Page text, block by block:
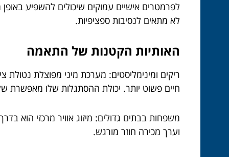
לפרמטרים אישיים עמוקים שיכולים להשפיע
לא מתאים לנסיבות ספציפיות.
האותיות הקטנות של התאמה
ריקים ומינימליסטים: מערכת מיני מפוצלת נטולת
חיים פשוט יותר. יכולת ההסתגלות שלו מאפשרת
וערך מכירה חוזר מורגש.